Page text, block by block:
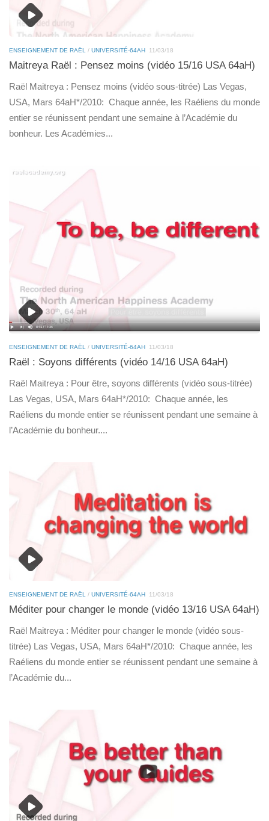
ENSEIGNEMENT DE RAËL / UNIVERSITÉ-64AH 11/03/18
Maitreya Raël : Pensez moins (vidéo 15/16 USA 64aH)
Raël Maitreya : Pensez moins (vidéo sous-titrée) Las Vegas,
USA, Mars 64aH*/2010: Chaque année, les Raéliens du monde
entier se réunissent pendant une semaine à l’Académie du
bonheur. Les Académies...
ENSEIGNEMENT DE RAËL / UNIVERSITÉ-64AH 11/03/18
Raël : Soyons différents (vidéo 14/16 USA 64aH)
Raël Maitreya : Pour être, soyons différents (vidéo sous-titrée)
Las Vegas, USA, Mars 64aH*/2010: Chaque année, les
Raéliens du monde entier se réunissent pendant une semaine à
l’Académie du bonheur....
ENSEIGNEMENT DE RAËL / UNIVERSITÉ-64AH 11/03/18
Méditer pour changer le monde (vidéo 13/16 USA 64aH)
Raël Maitreya : Méditer pour changer le monde (vidéo sous-
titrée) Las Vegas, USA, Mars 64aH*/2010: Chaque année, les
Raéliens du monde entier se réunissent pendant une semaine à
l’Académie du...